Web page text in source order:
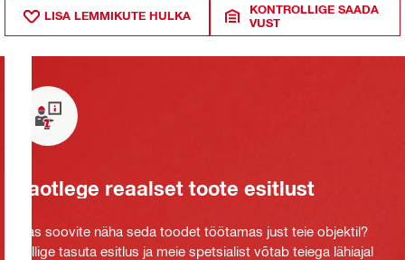
LISA LEMMIKUTE HULKA
KONTROLLIGE SAADA
VUST
Taotlege reaalset toote esitlust
Kas soovite näha seda toodet töötamas just teie objektil?
Tellige tasuta esitlus ja meie spetsialist võtab teiega lähiajal